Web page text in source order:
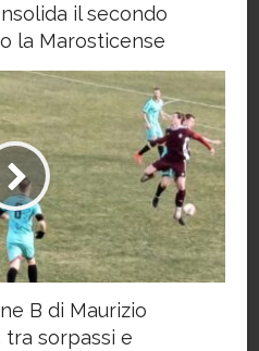
il secondo
la Marosticense
B di Maurizio
tra sorpassi e